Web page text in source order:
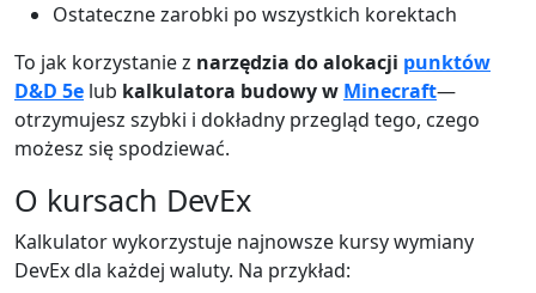
Ostateczne zarobki po wszystkich korektach
To jak korzystanie z narzędzia do alokacji punktów
D&D 5e lub kalkulatora budowy w Minecraft—
otrzymujesz szybki i dokładny przegląd tego, czego
możesz się spodziewać.
O kursach DevEx
Kalkulator wykorzystuje najnowsze kursy wymiany
DevEx dla każdej waluty. Na przykład: